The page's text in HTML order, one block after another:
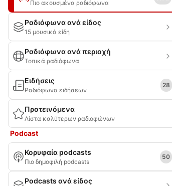
Πιο ακουσμένα ραδιόφωνα
Ραδιόφωνα ανά είδος
15 μουσικά είδη
Ραδιόφωνα ανά περιοχή
Τοπικά ραδιόφωνα
Ειδήσεις
Ραδιόφωνα ειδήσεων
28
Προτεινόμενα
Λίστα καλύτερων ραδιοφώνων
Podcast
Κορυφαία podcasts
Πιο δημοφιλή podcasts
50
Podcasts ανά είδος